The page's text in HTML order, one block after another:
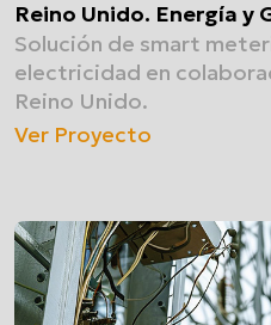
Reino Unido. Energía y
Solución de smart
electricidad en
Reino Unido.
Ver Proyecto